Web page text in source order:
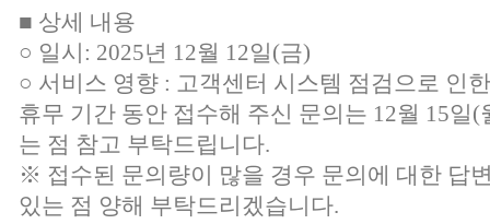
■ 상세 내용
○ 일시: 2025년 12월 12일(금)
○ 서비스 영향 : 고객센터 시스템 점검으로 인
휴무 기간 동안 접수해 주신 문의는 12월 15일
는 점 참고 부탁드립니다.
※ 접수된 문의량이 많을 경우 문의에 대한 답
있는 점 양해 부탁드리겠습니다.